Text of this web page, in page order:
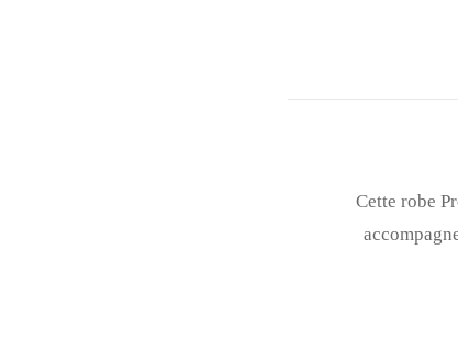
Cette robe